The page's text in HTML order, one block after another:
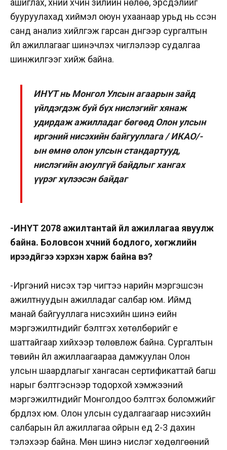
ашиглах, хүний хүчин зүйлийн нөлөө, эрсдэлийг
бууруулахад хиймэл оюун ухаанаар урьд нь үүссэн
санд анализ хийлгэж гарсан дүнгээр сургалтын
үйл ажиллагааг шинэчлэх чиглэлээр судалгаа
шинжилгээг хийж байна.
ИНҮТ нь Монгол Улсын агаарын зайд
үйлдэгдэж буй бүх нислэгийг хянаж
удирдаж ажилладаг бөгөөд Олон улсын
иргэний нисэхийн байгууллага / ИКАО/-
ын өмнө олон улсын стандартууд,
нислэгийн аюулгүй байдлыг хангах
үүрэг хүлээсэн байдаг
-ИНҮТ 2078 ажилтантай үйл ажиллагаа явуулж
байна. Боловсон хүчний бодлого, хөгжлийн
ирээдүйгээ хэрхэн харж байна вэ?
-Иргэний нисэх тэр чигтээ нарийн мэргэшсэн
ажилтнуудын ажилладаг салбар юм. Иймд
манай байгууллага нисэхийн шинэ үеийн
мэргэжилтнүүдийг бэлтгэх хөтөлбөрийг үе
шаттайгаар хийхээр төлөвлөж байна. Сургалтын
төвийн үйл ажиллаагаараа дамжуулан Олон
улсын шаардлагыг хангасан сертификаттай багш
нарыг бэлтгэснээр тодорхой хэмжээний
мэргэжилтнүүдийг Монголдоо бэлтгэх боломжийг
бүрдүүлэх юм. Олон улсын судалгаагаар нисэхийн
салбарын үйл ажиллагаа ойрын үед 2-3 дахин
тэлэхээр байна. Мөн шинэ нислэг хөдөлгөөний